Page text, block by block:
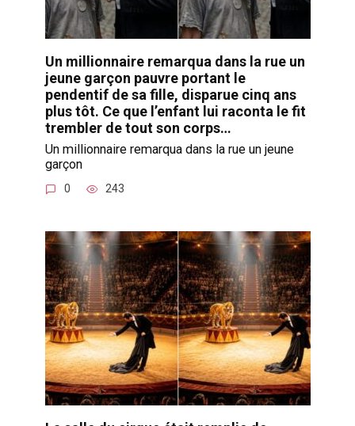
Un millionnaire remarqua dans la rue un
jeune garçon pauvre portant le
pendentif de sa fille, disparue cinq ans
plus tôt. Ce que l’enfant lui raconta le fit
trembler de tout son corps…
Un millionnaire remarqua dans la rue un jeune
garçon
0 243